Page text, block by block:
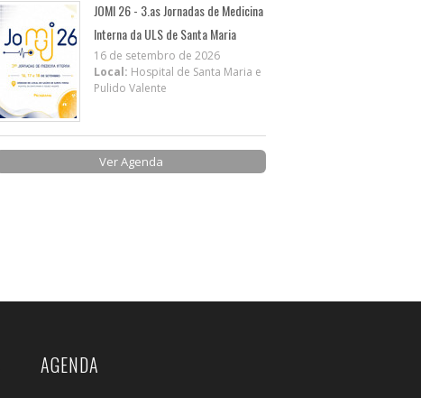
JOMI 26 - 3.as Jornadas de Medicina
Interna da ULS de Santa Maria
16 de setembro de 2026
Local: Hospital de Santa Maria e
Pulido Valente
Ver Agenda
AGENDA